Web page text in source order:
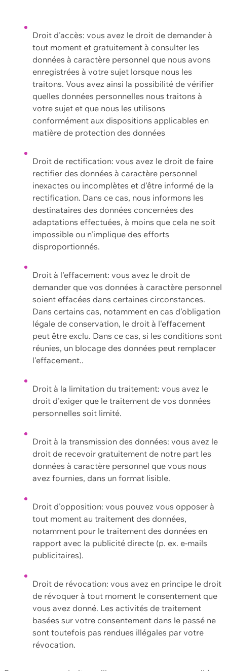
Droit d'accès: vous avez le droit de demander à
tout moment et gratuitement à consulter les
données à caractère personnel que nous avons
enregistrées à votre sujet lorsque nous les
traitons. Vous avez ainsi la possibilité de vérifier
quelles données personnelles nous traitons à
votre sujet et que nous les utilisons
conformément aux dispositions applicables en
matière de protection des données
Droit de rectification: vous avez le droit de faire
rectifier des données à caractère personnel
inexactes ou incomplètes et d'être informé de la
rectification. Dans ce cas, nous informons les
destinataires des données concernées des
adaptations effectuées, à moins que cela ne soit
impossible ou n'implique des efforts
disproportionnés.
Droit à l'effacement: vous avez le droit de
demander que vos données à caractère personnel
soient effacées dans certaines circonstances.
Dans certains cas, notamment en cas d'obligation
légale de conservation, le droit à l'effacement
peut être exclu. Dans ce cas, si les conditions sont
réunies, un blocage des données peut remplacer
l'effacement..
Droit à la limitation du traitement: vous avez le
droit d'exiger que le traitement de vos données
personnelles soit limité.
Droit à la transmission des données: vous avez le
droit de recevoir gratuitement de notre part les
données à caractère personnel que vous nous
avez fournies, dans un format lisible.
Droit d'opposition: vous pouvez vous opposer à
tout moment au traitement des données,
notamment pour le traitement des données en
rapport avec la publicité directe (p. ex. e-mails
publicitaires).
Droit de révocation: vous avez en principe le droit
de révoquer à tout moment le consentement que
vous avez donné. Les activités de traitement
basées sur votre consentement dans le passé ne
sont toutefois pas rendues illégales par votre
révocation.